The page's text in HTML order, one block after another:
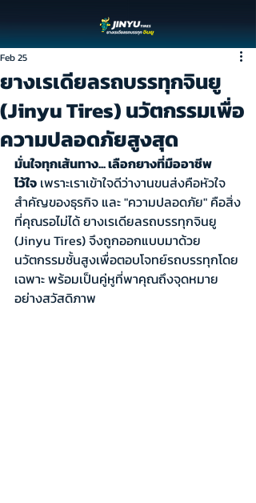
ยางเรเดียลรถบรรทุกจินยู
(Jinyu Tires) นวัตกรรมเพื่อ
ความปลอดภัยสูงสุด
Feb 25
มั่นใจทุกเส้นทาง... เลือกยางที่มืออาชีพ
ไว้ใจ เพราะเราเข้าใจดีว่างานขนส่งคือหัวใจ
สำคัญของธุรกิจ และ "ความปลอดภัย" คือสิ่ง
ที่คุณรอไม่ได้ ยางเรเดียลรถบรรทุกจินยู
(Jinyu Tires) จึงถูกออกแบบมาด้วย
นวัตกรรมชั้นสูงเพื่อตอบโจทย์รถบรรทุกโดย
เฉพาะ พร้อมเป็นคู่หูที่พาคุณถึงจุดหมาย
อย่างสวัสดิภาพ